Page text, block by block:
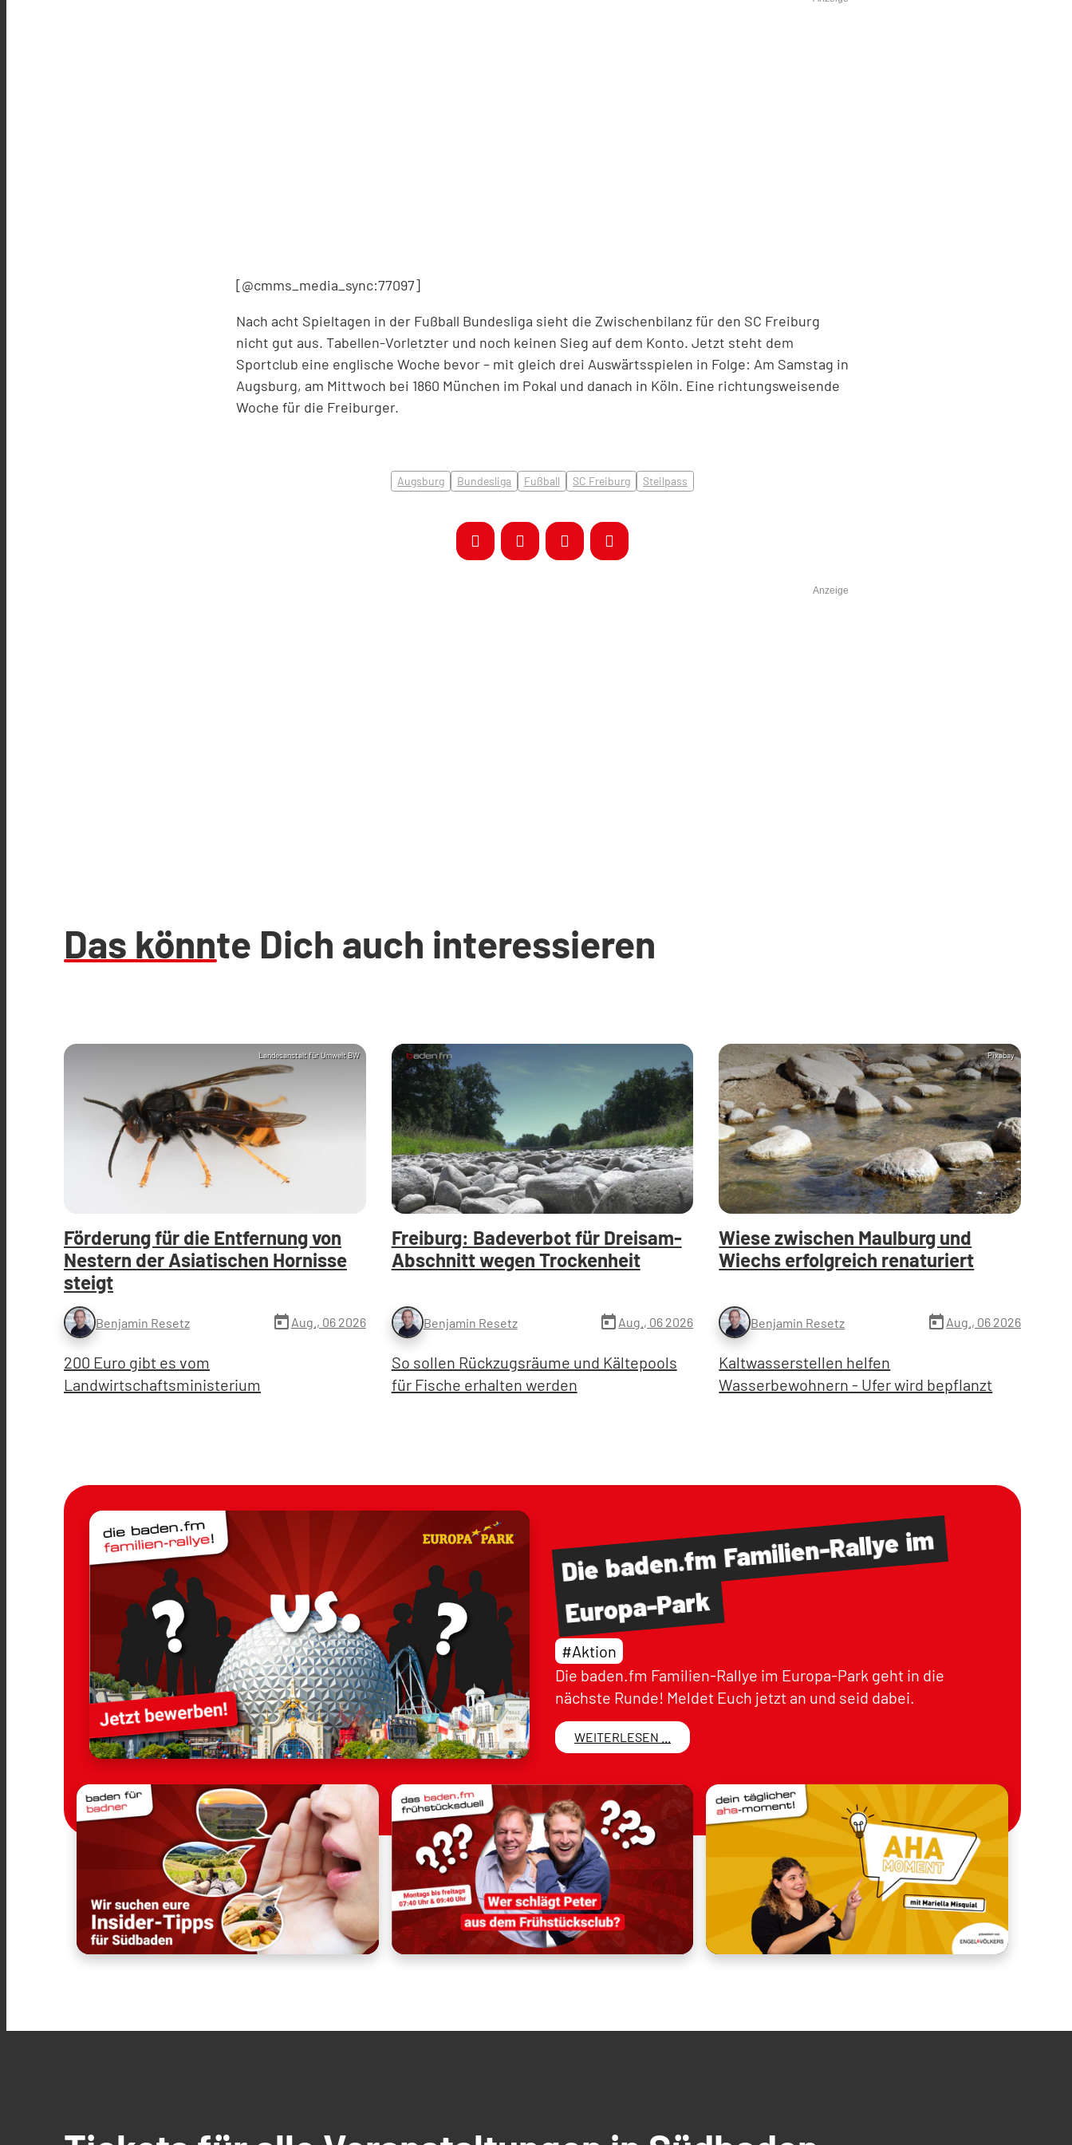
[@cmms_media_sync:77097]
Nach acht Spieltagen in der Fußball Bundesliga sieht die Zwischenbilanz für den SC Freiburg
nicht gut aus. Tabellen-Vorletzter und noch keinen Sieg auf dem Konto. Jetzt steht dem
Sportclub eine englische Woche bevor – mit gleich drei Auswärtsspielen in Folge: Am Samstag in
Augsburg, am Mittwoch bei 1860 München im Pokal und danach in Köln. Eine richtungsweisende
Woche für die Freiburger.
Augsburg Bundesliga Fußball SC Freiburg Steilpass
Anzeige
Das könnte Dich auch interessieren
Landesanstalt für Umwelt BW
Förderung für die Entfernung von
Nestern der Asiatischen Hornisse
steigt
Benjamin Resetz today Aug., 06 2026
200 Euro gibt es vom
Landwirtschaftsministerium
Freiburg: Badeverbot für Dreisam-
Abschnitt wegen Trockenheit
Benjamin Resetz todayAug., 06 2026
So sollen Rückzugsräume und Kältepools
für Fische erhalten werden
Pixabay
Wiese zwischen Maulburg und
Wiechs erfolgreich renaturiert
Benjamin Resetz today Aug., 06 2026
Kaltwasserstellen helfen
Wasserbewohnern - Ufer wird bepflanzt
Die baden.fmFamilien-Rallyeim
Europa-Park
#Aktion
Die baden.fm Familien-Rallye im Europa-Park geht in die
nächste Runde! Meldet Euch jetzt an und seid dabei.
WEITERLESEN ...